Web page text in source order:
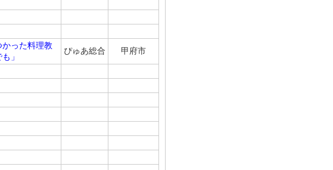
った料理教
」
ぴゅあ総合 甲府市